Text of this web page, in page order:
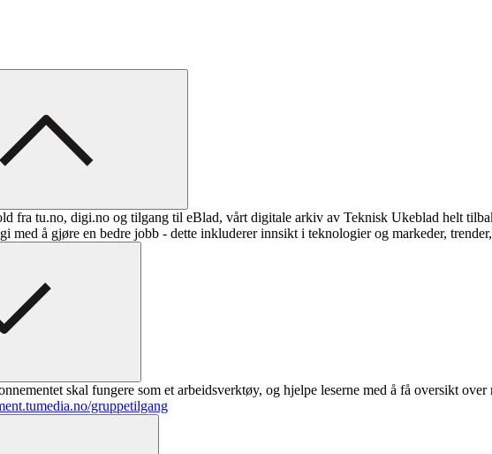
fra tu.no, digi.no og tilgang til eBlad, vårt digitale arkiv av Teknisk Ukeblad helt
å gjøre en bedre jobb - dette inkluderer innsikt i teknologier og markeder,
skal fungere som et arbeidsverktøy, og hjelpe leserne med å få oversikt
gruppetilgang